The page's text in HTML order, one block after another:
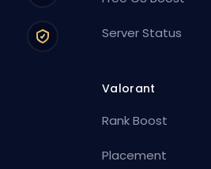
Server Status
Valorant
Rank Boost
Placement